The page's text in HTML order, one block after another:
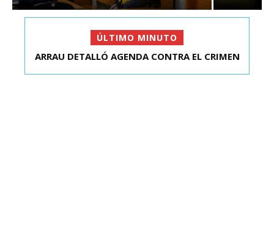
ÚLTIMO MINUTO
TC ADMITE A TRÁMITE Y DECLARA ADMISIBLES
ARRAU DETALLÓ AGENDA CONTRA EL CRIMEN